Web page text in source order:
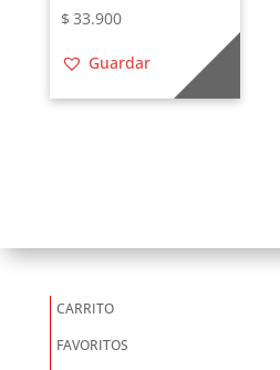
$ 33.900
Guardar
CARRITO
FAVORITOS